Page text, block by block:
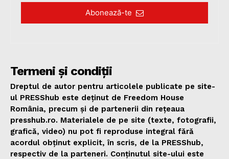
Abonează-te
Termeni și condiții
Dreptul de autor pentru articolele publicate pe site-
ul PRESShub este deținut de Freedom House
România, precum și de partenerii din rețeaua
presshub.ro. Materialele de pe site (texte, fotografii,
grafică, video) nu pot fi reproduse integral fără
acordul obținut explicit, în scris, de la PRESShub,
respectiv de la parteneri. Conținutul site-ului este